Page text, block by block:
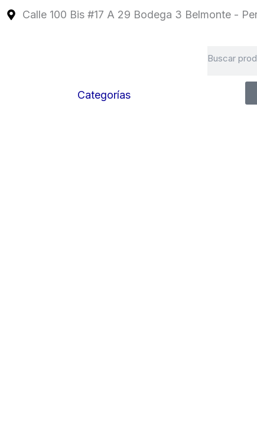
Calle 100 Bis #17 A 29 Bodega 3 Belmonte -
Categorías